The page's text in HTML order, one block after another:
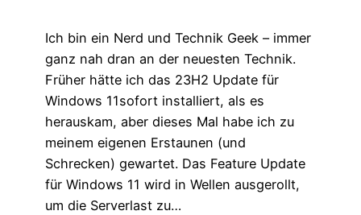
Ich bin ein Nerd und Technik Geek – immer
ganz nah dran an der neuesten Technik.
Früher hätte ich das 23H2 Update für
Windows 11sofort installiert, als es
herauskam, aber dieses Mal habe ich zu
meinem eigenen Erstaunen (und
Schrecken) gewartet. Das Feature Update
für Windows 11 wird in Wellen ausgerollt,
um die Serverlast zu…